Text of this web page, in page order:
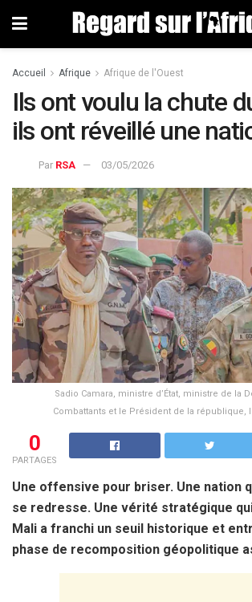
Accueil Afrique Afrique de l'Ouest
Ils ont voulu la chute
ils ont réveillé une
Par RSA 03/05/2026
Sadio Camara, ministre d’État, ministre de la
Combattants et le Président de la république,
0
PARTAGES
Une offensive pour briser. Une nation
se redresse. Une vérité stratégique
Mali a franchi un seuil historique et
phase de recomposition géopolitique